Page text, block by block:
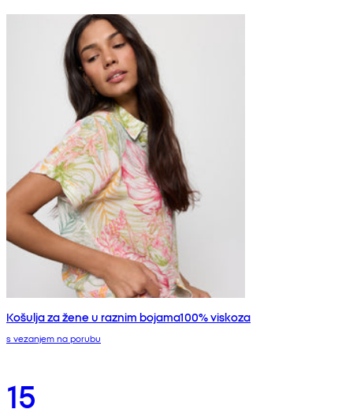
Košulja za žene u raznim bojama100% viskoza
s vezanjem na porubu
15